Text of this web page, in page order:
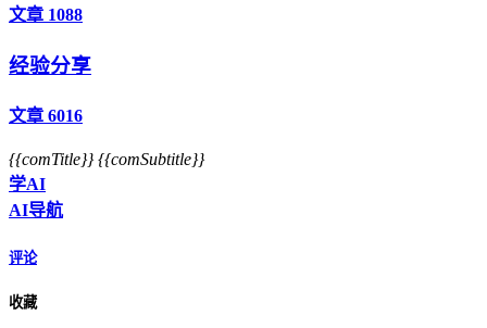
文章 1088
经验分享
文章 6016
{{comTitle}} {{comSubtitle}}
学AI
AI导航
评论
收藏